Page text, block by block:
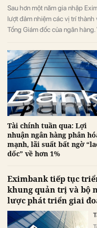
Sau hơn một năm gia nhập
lượt đảm nhiệm các vị trí
Tổng Giám đốc của ngân
1982 được kỳ vọng sẽ dẫn dắt
mới.
Tài chính tuần qua: Lợi
nhuận ngân hàng phân
mạnh, lãi suất bất ngờ
dốc” về hơn 1%
Eximbank tiếp tục
khung quản trị và bộ
lược phát triển giai